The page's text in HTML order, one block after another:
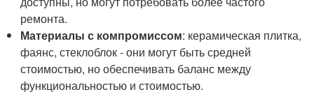
ремонта.
Материалы с компромиссом: керамическая плитка,
фаянс, стеклоблок - они могут быть средней
стоимостью, но обеспечивать баланс между
функциональностью и стоимостью.